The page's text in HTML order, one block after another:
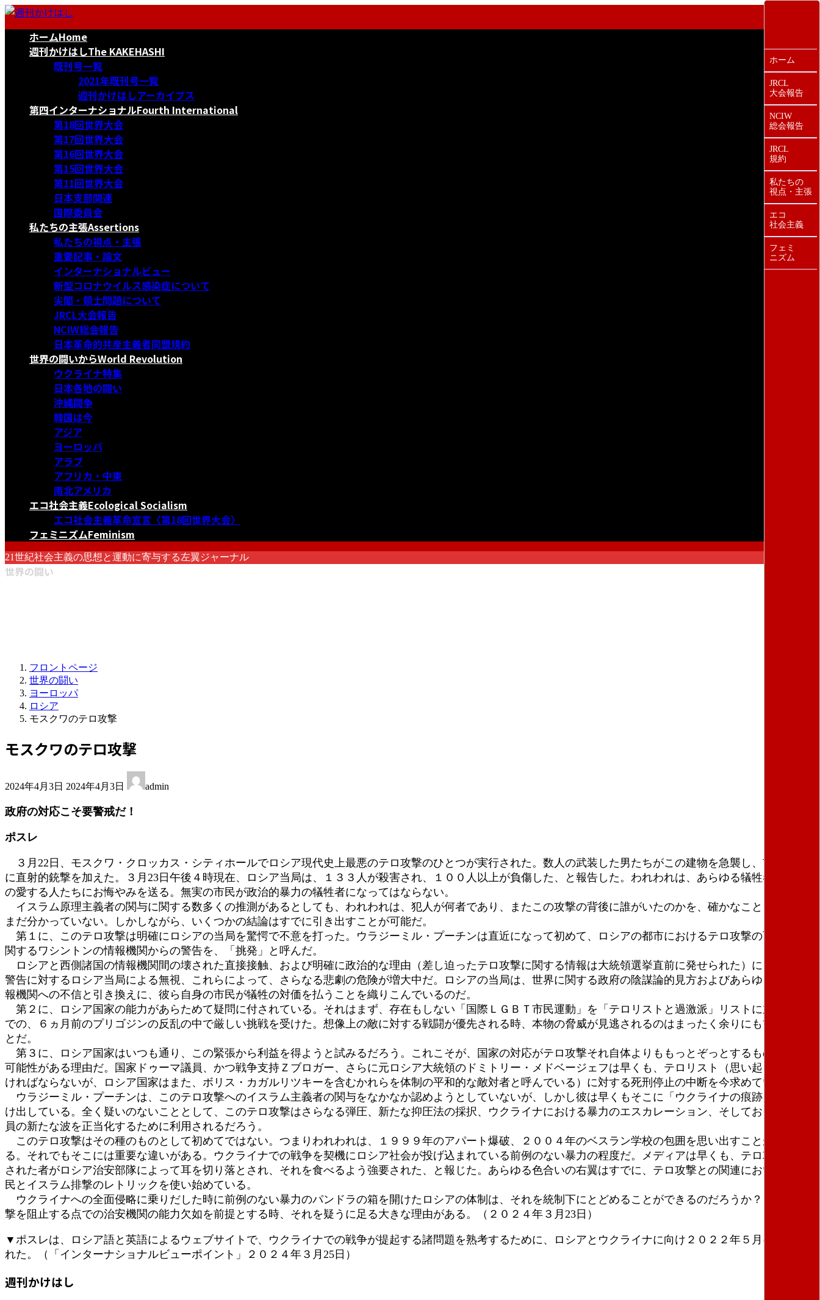
コ
ナ
ホームHome
週刊かけはしThe KAKEHASHI
既刊号一覧
2021年既刊号一覧
週刊かけはしアーカイブス
第四インターナショナルFourth International
第18回世界大会
第17回世界大会
第16回世界大会
第15回世界大会
第11回世界大会
日本支部関連
国際委員会
私たちの主張Assertions
私たちの視点・主張
重要記事・論文
インターナショナルビュー
新型コロナウイルス感染症について
尖閣・領土問題について
JRCL大会報告
NCIW総会報告
日本革命的共産主義者同盟規約
世界の闘いからWorld Revolution
ウクライナ特集
日本各地の闘い
沖縄闘争
韓国は今
アジア
ヨーロッパ
アラブ
アフリカ・中東
南北アメリカ
エコ社会主義Ecological Socialism
エコ社会主義革命宣言〈第18回世界大会〉
フェミニズムFeminism
21世紀社会主義の思想と運動に寄与する左翼ジャーナル
世界の闘い
フロントページ
世界の闘い
ヨーロッパ
ロシア
モスクワのテロ攻撃
モスクワのテロ攻撃
2024年4月3日 終
新
2024年4月3日 admin
政府の対応こそ要警戒だ！
ポスレ
３月22日、モスクワ・クロッカス・シティホールでロシア現代史上最悪のテロ攻撃のひとつが実行された。数人の武装した男たちがこの建物を急襲し、市民集団
に直射的銃撃を加えた。３月23日午後４時現在、ロシア当局は、１３３人が殺害され、１００人以上が負傷した、と報告した。われわれは、あらゆる犠牲者と彼ら
の愛する人たちにお悔やみを送る。無実の市民が政治的暴力の犠牲者になってはならない。
イスラム原理主義者の関与に関する数多くの推測があるとしても、われわれは、犯人が何者であり、またこの攻撃の背後に誰がいたのかを、確かなこととしては
まだ分かっていない。しかしながら、いくつかの結論はすでに引き出すことが可能だ。
第１に、このテロ攻撃は明確にロシアの当局を驚愕で不意を打った。ウラジーミル・プーチンは直近になって初めて、ロシアの都市におけるテロ攻撃の可能性に
関するワシントンの情報機関からの警告を、「挑発」と呼んだ。
ロシアと西側諸国の情報機関間の壊された直接接触、および明確に政治的な理由（差し迫ったテロ攻撃に関する情報は大統領選挙直前に発せられた）による公式
警告に対するロシア当局による無視、これらによって、さらなる悲劇の危険が増大中だ。ロシアの当局は、世界に関する政府の陰謀論的見方およびあらゆる外国情
報機関への不信と引き換えに、彼ら自身の市民が犠牲の対価を払うことを織りこんでいるのだ。
第２に、ロシア国家の能力があらためて疑問に付されている。それはまず、存在もしない「国際ＬＧＢＴ市民運動」を「テロリストと過激派」リストに加える中
での、６ヵ月前のプリゴジンの反乱の中で厳しい挑戦を受けた。想像上の敵に対する戦闘が優先される時、本物の脅威が見逃されるのはまったく余りにも簡単なこ
とだ。
第３に、ロシア国家はいつも通り、この緊張から利益を得ようと試みるだろう。これこそが、国家の対応がテロ攻撃それ自体よりももっとぞっとするものになる
可能性がある理由だ。国家ドゥーマ議員、かつ戦争支持Ｚブロガー、さらに元ロシア大統領のドミトリー・メドベージェフは早くも、テロリスト（思い起こされな
ければならないが、ロシア国家はまた、ボリス・カガルリツキーを含むかれらを体制の平和的な敵対者と呼んでいる）に対する死刑停止の中断を今求めている。
ウラジーミル・プーチンは、このテロ攻撃へのイスラム主義者の関与をなかなか認めようとしていないが、しかし彼は早くもそこに「ウクライナの痕跡」を見つ
け出している。全く疑いのないこととして、このテロ攻撃はさらなる弾圧、新たな抑圧法の採択、ウクライナにおける暴力のエスカレーション、そしておそらく動
員の新たな波を正当化するために利用されるだろう。
このテロ攻撃はその種のものとして初めてではない。つまりわれわれは、１９９９年のアパート爆破、２００４年のベスラン学校の包囲を思い出すことができ
る。それでもそこには重要な違いがある。ウクライナでの戦争を契機にロシア社会が投げ込まれている前例のない暴力の程度だ。メディアは早くも、テロ攻撃犯と
された者がロシア治安部隊によって耳を切り落とされ、それを食べるよう強要された、と報じた。あらゆる色合いの右翼はすでに、テロ攻撃との関連において反移
民とイスラム排撃のレトリックを使い始めている。
ウクライナへの全面侵略に乗りだした時に前例のない暴力のパンドラの箱を開けたロシアの体制は、それを統制下にとどめることができるのだろうか？ テロ攻
撃を阻止する点での治安機関の能力欠如を前提とする時、それを疑うに足る大きな理由がある。（２０２４年３月23日）
▼ポスレは、ロシア語と英語によるウェブサイトで、ウクライナでの戦争が提起する諸問題を熟考するために、ロシアとウクライナに向け２０２２年５月に設立さ
れた。（「インターナショナルビューポイント」２０２４年３月25日）
週刊かけはし
ホーム
JRCL
大会報告
NCIW
総会報告
JRCL
規約
私たちの
視点・主張
エコ
社会主義
フェミ
ニズム